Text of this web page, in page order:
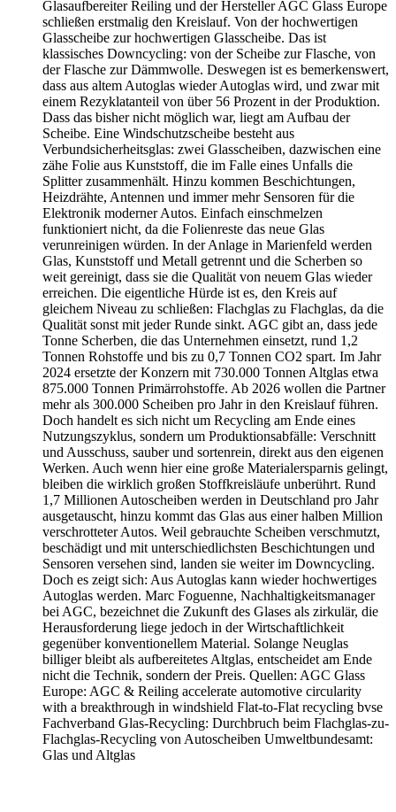
Glasaufbereiter Reiling und der Hersteller AGC Glass Europe
schließen erstmalig den Kreislauf. Von der hochwertigen
Glasscheibe zur hochwertigen Glasscheibe. Das ist
klassisches Downcycling: von der Scheibe zur Flasche, von
der Flasche zur Dämmwolle. Deswegen ist es bemerkenswert,
dass aus altem Autoglas wieder Autoglas wird, und zwar mit
einem Rezyklatanteil von über 56 Prozent in der Produktion.
Dass das bisher nicht möglich war, liegt am Aufbau der
Scheibe. Eine Windschutzscheibe besteht aus
Verbundsicherheitsglas: zwei Glasscheiben, dazwischen eine
zähe Folie aus Kunststoff, die im Falle eines Unfalls die
Splitter zusammenhält. Hinzu kommen Beschichtungen,
Heizdrähte, Antennen und immer mehr Sensoren für die
Elektronik moderner Autos. Einfach einschmelzen
funktioniert nicht, da die Folienreste das neue Glas
verunreinigen würden. In der Anlage in Marienfeld werden
Glas, Kunststoff und Metall getrennt und die Scherben so
weit gereinigt, dass sie die Qualität von neuem Glas wieder
erreichen. Die eigentliche Hürde ist es, den Kreis auf
gleichem Niveau zu schließen: Flachglas zu Flachglas, da die
Qualität sonst mit jeder Runde sinkt. AGC gibt an, dass jede
Tonne Scherben, die das Unternehmen einsetzt, rund 1,2
Tonnen Rohstoffe und bis zu 0,7 Tonnen CO2 spart. Im Jahr
2024 ersetzte der Konzern mit 730.000 Tonnen Altglas etwa
875.000 Tonnen Primärrohstoffe. Ab 2026 wollen die Partner
mehr als 300.000 Scheiben pro Jahr in den Kreislauf führen.
Doch handelt es sich nicht um Recycling am Ende eines
Nutzungszyklus, sondern um Produktionsabfälle: Verschnitt
und Ausschuss, sauber und sortenrein, direkt aus den eigenen
Werken. Auch wenn hier eine große Materialersparnis gelingt,
bleiben die wirklich großen Stoffkreisläufe unberührt. Rund
1,7 Millionen Autoscheiben werden in Deutschland pro Jahr
ausgetauscht, hinzu kommt das Glas aus einer halben Million
verschrotteter Autos. Weil gebrauchte Scheiben verschmutzt,
beschädigt und mit unterschiedlichsten Beschichtungen und
Sensoren versehen sind, landen sie weiter im Downcycling.
Doch es zeigt sich: Aus Autoglas kann wieder hochwertiges
Autoglas werden. Marc Foguenne, Nachhaltigkeitsmanager
bei AGC, bezeichnet die Zukunft des Glases als zirkulär, die
Herausforderung liege jedoch in der Wirtschaftlichkeit
gegenüber konventionellem Material. Solange Neuglas
billiger bleibt als aufbereitetes Altglas, entscheidet am Ende
nicht die Technik, sondern der Preis. Quellen: AGC Glass
Europe: AGC & Reiling accelerate automotive circularity
with a breakthrough in windshield Flat-to-Flat recycling bvse
Fachverband Glas-Recycling: Durchbruch beim Flachglas-zu-
Flachglas-Recycling von Autoscheiben Umweltbundesamt:
Glas und Altglas